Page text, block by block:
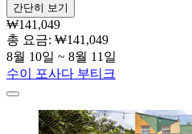
간단히 보기
₩141,049
총 요금: ₩141,049
8월 10일 ~ 8월 11일
수이 포사다 부티크